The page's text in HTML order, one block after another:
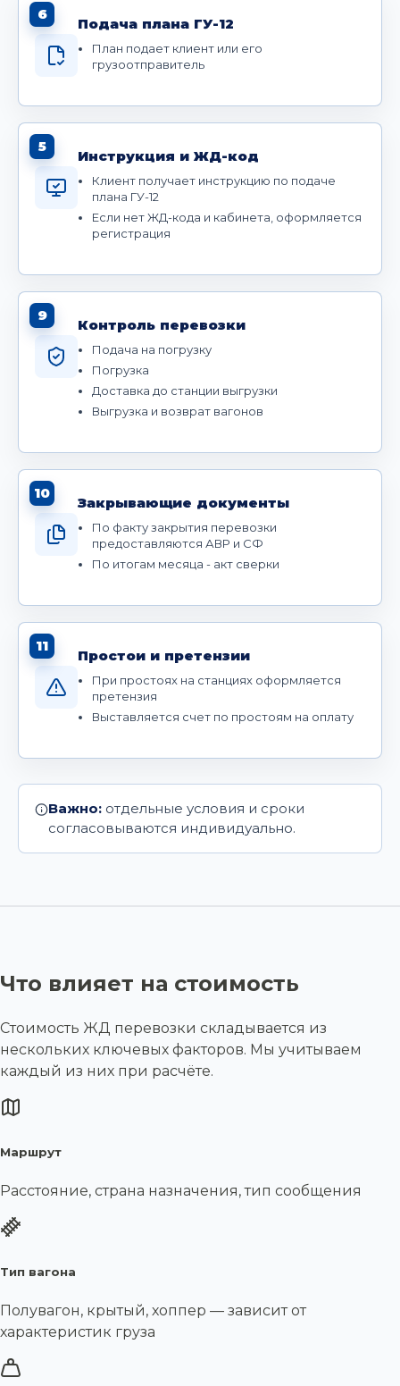
6
Подача плана ГУ-12
План подает клиент или его
грузоотправитель
5
Инструкция и ЖД-код
Клиент получает инструкцию по подаче
плана ГУ-12
Если нет ЖД-кода и кабинета, оформляется
регистрация
9
Контроль перевозки
Подача на погрузку
Погрузка
Доставка до станции выгрузки
Выгрузка и возврат вагонов
10
Закрывающие документы
По факту закрытия перевозки
предоставляются АВР и СФ
По итогам месяца - акт сверки
11
Простои и претензии
При простоях на станциях оформляется
претензия
Выставляется счет по простоям на оплату
Важно: отдельные условия и сроки
согласовываются индивидуально.
Что влияет на стоимость
Стоимость ЖД перевозки складывается из
нескольких ключевых факторов. Мы учитываем
каждый из них при расчёте.
Маршрут
Расстояние, страна назначения, тип сообщения
Тип вагона
Полувагон, крытый, хоппер — зависит от
характеристик груза